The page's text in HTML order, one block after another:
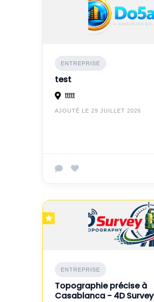
ENTREPRISE
test
ttttt
AJOUTÉ LE 29 JUILLET 2026
ENTREPRISE
Topographie précise à
Casablanca - 4D Survey